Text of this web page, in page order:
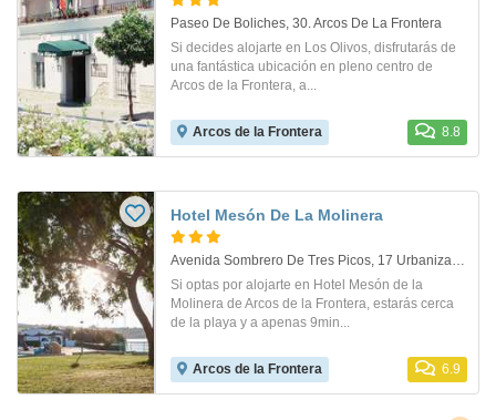
Paseo De Boliches, 30. Arcos De La Frontera
Si decides alojarte en Los Olivos, disfrutarás de
una fantástica ubicación en pleno centro de
Arcos de la Frontera, a...
Arcos de la Frontera 8.8
Hotel Mesón De La Molinera
Avenida Sombrero De Tres Picos, 17 Urbanización El Santiscal. Arcos De La Frontera
Si optas por alojarte en Hotel Mesón de la
Molinera de Arcos de la Frontera, estarás cerca
de la playa y a apenas 9min...
Arcos de la Frontera 6.9